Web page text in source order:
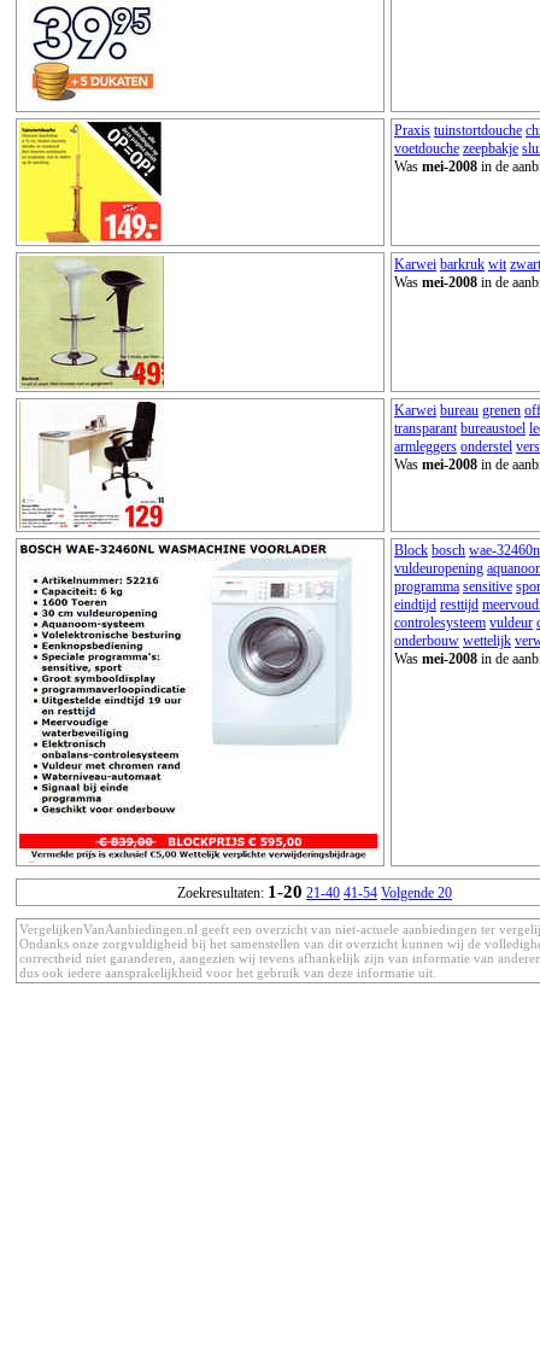
Praxis tuinstortdouche
voetdouche zeepbakje
Was mei-2008 in de
Karwei barkruk wit zwart
Was mei-2008 in de
Karwei bureau grenen
transparant bureaustoel
armleggers onderstel
Was mei-2008 in de
Block bosch wae-
vuldeuropening
programma sensitive
eindtijd resttijd
controlesysteem vuldeur
onderbouw wettelijk
Was mei-2008 in de
Zoekresultaten: 1-20 21-40 41-54 Volgende 20
VergelijkenVanAanbiedingen.nl geeft een overzicht van niet-actuele aanbiedingen ter
Ondanks onze zorgvuldigheid bij het samenstellen van dit overzicht kunnen wij de
correctheid niet garanderen, aangezien wij tevens afhankelijk zijn van informatie van
dus ook iedere aansprakelijkheid voor het gebruik van deze informatie uit.